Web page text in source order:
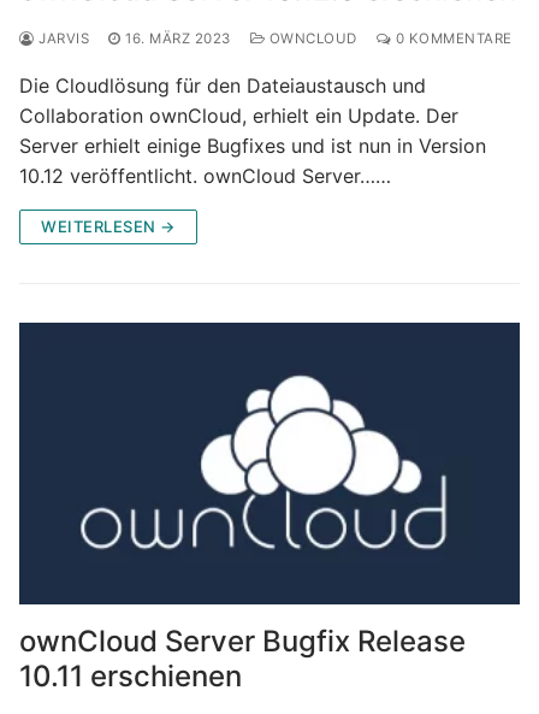
JARVIS 16. MÄRZ 2023 OWNCLOUD 0 KOMMENTARE
Die Cloudlösung für den Dateiaustausch und
Collaboration ownCloud, erhielt ein Update. Der
Server erhielt einige Bugfixes und ist nun in Version
10.12 veröffentlicht. ownCloud Server……
WEITERLESEN →
ownCloud Server Bugfix Release
10.11 erschienen